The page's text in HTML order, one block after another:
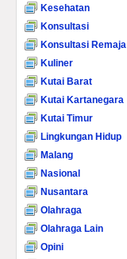
Kesehatan
Konsultasi
Konsultasi Remaja
Kuliner
Kutai Barat
Kutai Kartanegara
Kutai Timur
Lingkungan Hidup
Malang
Nasional
Nusantara
Olahraga
Olahraga Lain
Opini